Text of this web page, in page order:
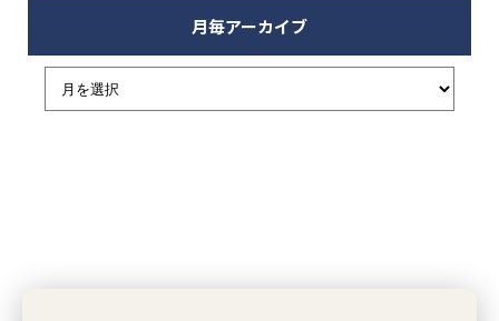
月毎アーカイブ